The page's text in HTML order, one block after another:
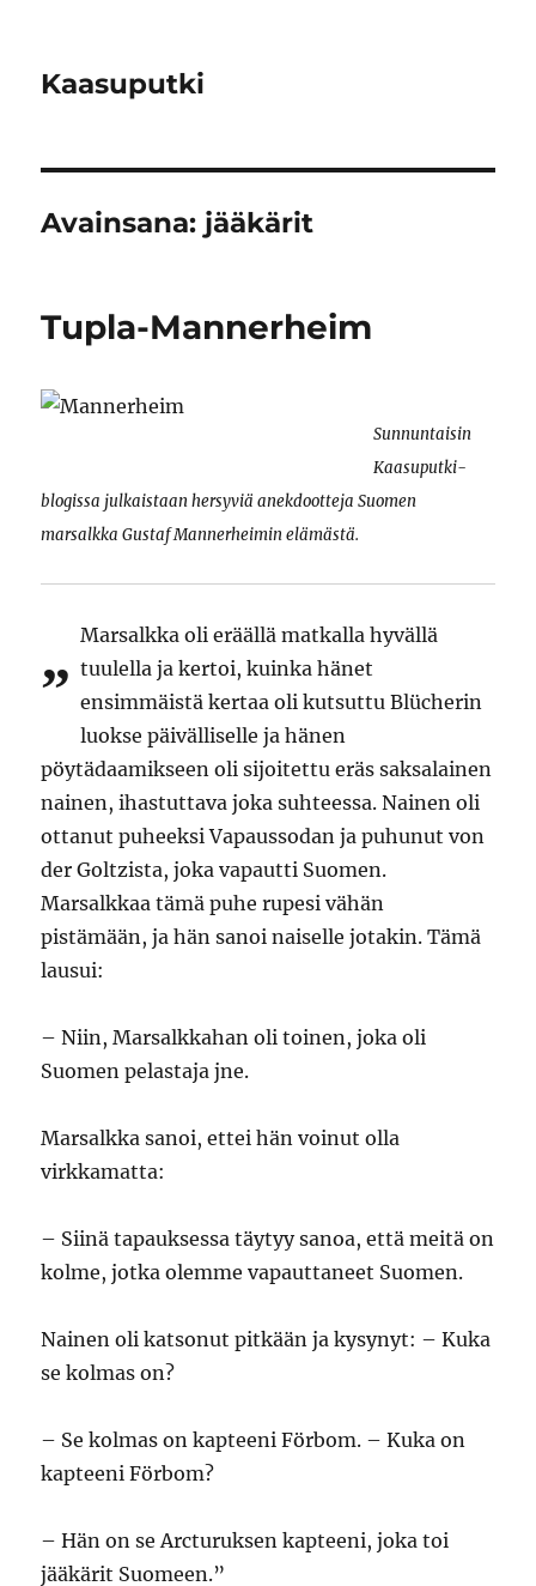
Kaasuputki
Avainsana: jääkärit
Tupla-Mannerheim
Sunnuntaisin
Kaasuputki-
blogissa julkaistaan hersyviä anekdootteja Suomen
marsalkka Gustaf Mannerheimin elämästä.
”
Marsalkka oli eräällä matkalla hyvällä
tuulella ja kertoi, kuinka hänet
ensimmäistä kertaa oli kutsuttu Blücherin
luokse päivälliselle ja hänen
pöytädaamikseen oli sijoitettu eräs saksalainen
nainen, ihastuttava joka suhteessa. Nainen oli
ottanut puheeksi Vapaussodan ja puhunut von
der Goltzista, joka vapautti Suomen.
Marsalkkaa tämä puhe rupesi vähän
pistämään, ja hän sanoi naiselle jotakin. Tämä
lausui:
– Niin, Marsalkkahan oli toinen, joka oli
Suomen pelastaja jne.
Marsalkka sanoi, ettei hän voinut olla
virkkamatta:
– Siinä tapauksessa täytyy sanoa, että meitä on
kolme, jotka olemme vapauttaneet Suomen.
Nainen oli katsonut pitkään ja kysynyt: – Kuka
se kolmas on?
– Se kolmas on kapteeni Förbom. – Kuka on
kapteeni Förbom?
– Hän on se Arcturuksen kapteeni, joka toi
jääkärit Suomeen.”